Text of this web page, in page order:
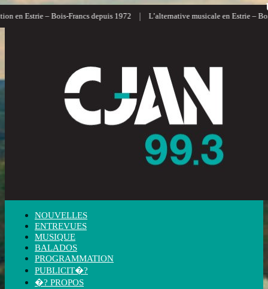
Estrie – Bois-Francs depuis 1972 | L’alternative musicale en Estrie – Bois-
NOUVELLES
ENTREVUES
MUSIQUE
BALADOS
PROGRAMMATION
PUBLICIT�?
�? PROPOS